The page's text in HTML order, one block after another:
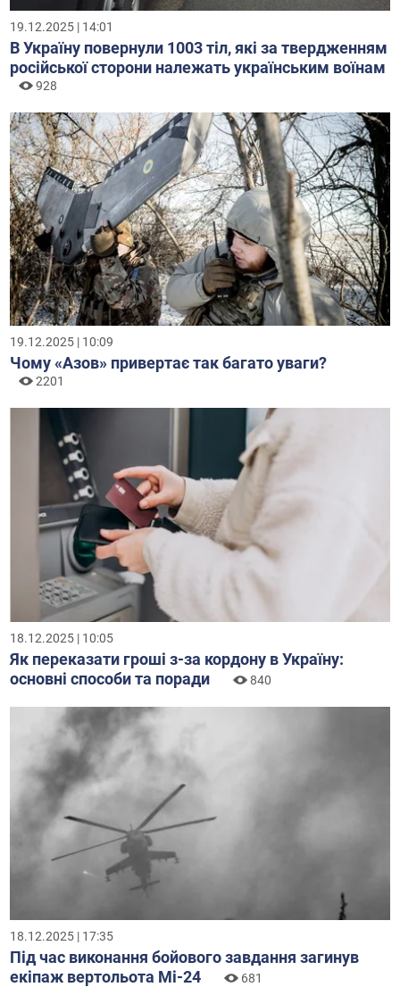
19.12.2025 | 14:01
В Україну повернули 1003 тіл, які за твердженням
російської сторони належать українським воїнам
928
19.12.2025 | 10:09
Чому «Азов» привертає так багато уваги?
2201
18.12.2025 | 10:05
Як переказати гроші з-за кордону в Україну:
основні способи та поради
840
18.12.2025 | 17:35
Під час виконання бойового завдання загинув
екіпаж вертольота Мі-24
681